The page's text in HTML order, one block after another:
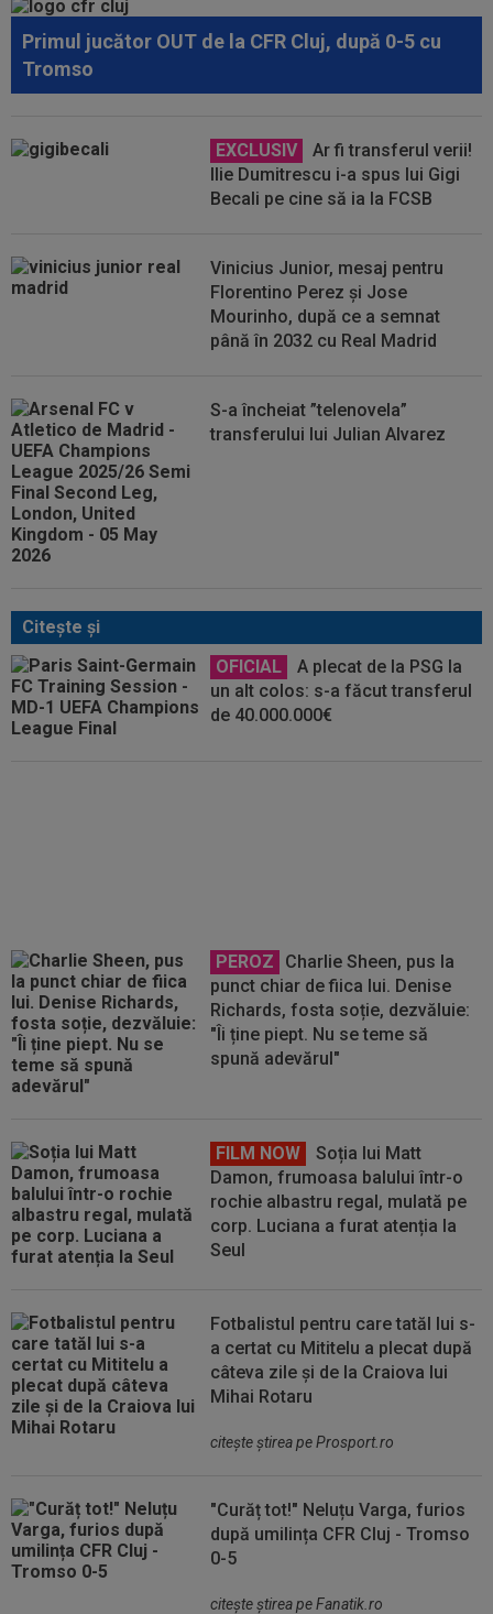
Primul jucător OUT de la CFR Cluj, după 0-5 cu
Tromso
EXCLUSIV
Ar fi transferul verii!
Ilie Dumitrescu i-a spus lui Gigi
Becali pe cine să ia la FCSB
Vinicius Junior, mesaj pentru
Florentino Perez și Jose
Mourinho, după ce a semnat
până în 2032 cu Real Madrid
S-a încheiat ”telenovela”
transferului lui Julian Alvarez
Citeşte şi
OFICIAL
A plecat de la PSG la
un alt colos: s-a făcut transferul
de 40.000.000€
PEROZ
Charlie Sheen, pus la
punct chiar de fiica lui. Denise
Richards, fosta soție, dezvăluie:
"Îi ține piept. Nu se teme să
spună adevărul"
FILM NOW
Soția lui Matt
Damon, frumoasa balului într-o
rochie albastru regal, mulată pe
corp. Luciana a furat atenția la
Seul
Fotbalistul pentru care tatăl lui s-
a certat cu Mititelu a plecat după
câteva zile și de la Craiova lui
Mihai Rotaru
citeşte ştirea pe Prosport.ro
"Curăț tot!" Neluțu Varga, furios
după umilința CFR Cluj - Tromso
0-5
citeşte ştirea pe Fanatik.ro